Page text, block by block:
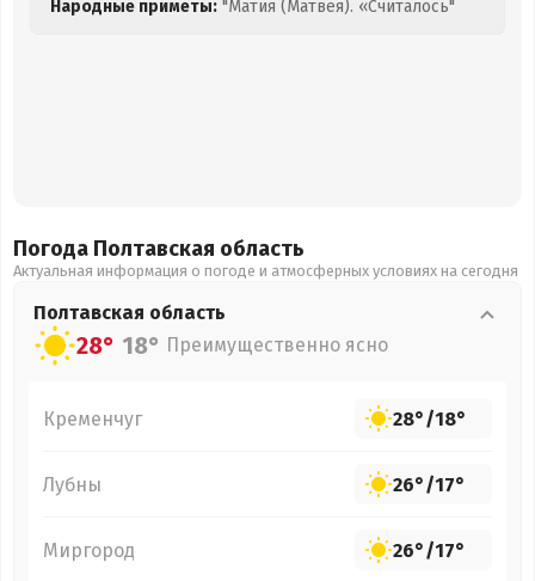
Народные приметы: "Матия (Матвея). «Считалось"
Погода Полтавская область
Актуальная информация о погоде и атмосферных условиях на сегодня
Полтавская область
28° 18° Преимущественно ясно
Кременчуг 28°/18°
Лубны 26°/17°
Миргород 26°/17°